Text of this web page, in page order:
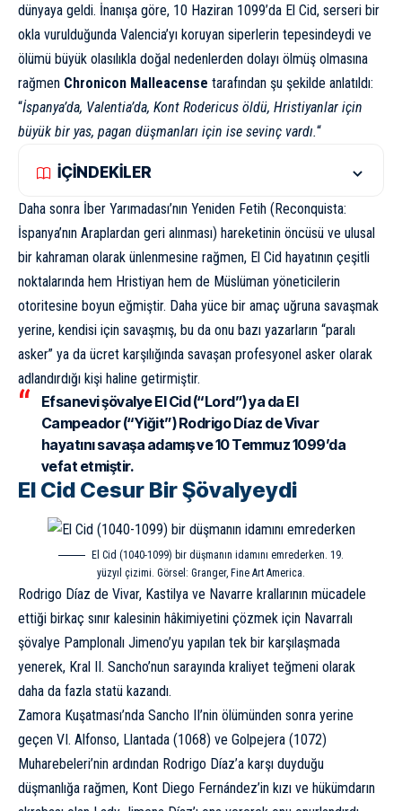
dünyaya geldi. İnanışa göre, 10 Haziran 1099’da El Cid, serseri bir
okla vurulduğunda Valencia’yı koruyan siperlerin tepesindeydi ve
ölümü büyük olasılıkla doğal nedenlerden dolayı ölmüş olmasına
rağmen Chronicon Malleacense tarafından şu şekilde anlatıldı:
“İspanya’da, Valentia’da, Kont Rodericus öldü, Hristiyanlar için
büyük bir yas, pagan düşmanları için ise sevinç vardı.“
İÇİNDEKİLER
Daha sonra İber Yarımadası’nın Yeniden Fetih (Reconquista:
İspanya’nın Araplardan geri alınması) hareketinin öncüsü ve ulusal
bir kahraman olarak ünlenmesine rağmen, El Cid hayatının çeşitli
noktalarında hem Hristiyan hem de Müslüman yöneticilerin
otoritesine boyun eğmiştir. Daha yüce bir amaç uğruna savaşmak
yerine, kendisi için savaşmış, bu da onu bazı yazarların “paralı
asker” ya da ücret karşılığında savaşan profesyonel asker olarak
adlandırdığı kişi haline getirmiştir.
Efsanevi şövalye El Cid (“Lord”) ya da El
Campeador (“Yiğit”) Rodrigo Díaz de Vivar
hayatını savaşa adamış ve 10 Temmuz 1099’da
vefat etmiştir.
El Cid Cesur Bir Şövalyeydi
El Cid (1040-1099) bir düşmanın idamını emrederken. 19.
yüzyıl çizimi. Görsel: Granger, Fine Art America.
Rodrigo Díaz de Vivar, Kastilya ve Navarre krallarının mücadele
ettiği birkaç sınır kalesinin hâkimiyetini çözmek için Navarralı
şövalye Pamplonalı Jimeno’yu yapılan tek bir karşılaşmada
yenerek, Kral II. Sancho’nun sarayında kraliyet teğmeni olarak
daha da fazla statü kazandı.
Zamora Kuşatması’nda Sancho II’nin ölümünden sonra yerine
geçen VI. Alfonso, Llantada (1068) ve Golpejera (1072)
Muharebeleri’nin ardından Rodrigo Díaz’a karşı duyduğu
düşmanlığa rağmen, Kont Diego Fernández’in kızı ve hükümdarın